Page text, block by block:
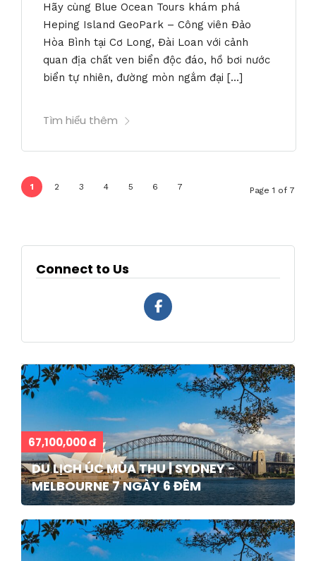
Hãy cùng Blue Ocean Tours khám phá
Heping Island GeoPark – Công viên Đảo
Hòa Bình tại Cơ Long, Đài Loan với cảnh
quan địa chất ven biển độc đáo, hồ bơi nước
biển tự nhiên, đường mòn ngắm đại […]
Tìm hiểu thêm
1 2 3 4 5 6 7 Page 1 of 7
Connect to Us
67,100,000 đ
DU LỊCH ÚC MÙA THU | SYDNEY -
MELBOURNE 7 NGÀY 6 ĐÊM